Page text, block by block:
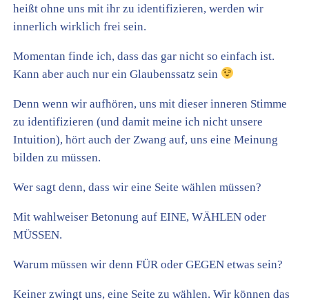
heißt ohne uns mit ihr zu identifizieren, werden wir
innerlich wirklich frei sein.
Momentan finde ich, dass das gar nicht so einfach ist.
Kann aber auch nur ein Glaubenssatz sein
Denn wenn wir aufhören, uns mit dieser inneren Stimme
zu identifizieren (und damit meine ich nicht unsere
Intuition), hört auch der Zwang auf, uns eine Meinung
bilden zu müssen.
Wer sagt denn, dass wir eine Seite wählen müssen?
Mit wahlweiser Betonung auf EINE, WÄHLEN oder
MÜSSEN.
Warum müssen wir denn FÜR oder GEGEN etwas sein?
Keiner zwingt uns, eine Seite zu wählen. Wir können das